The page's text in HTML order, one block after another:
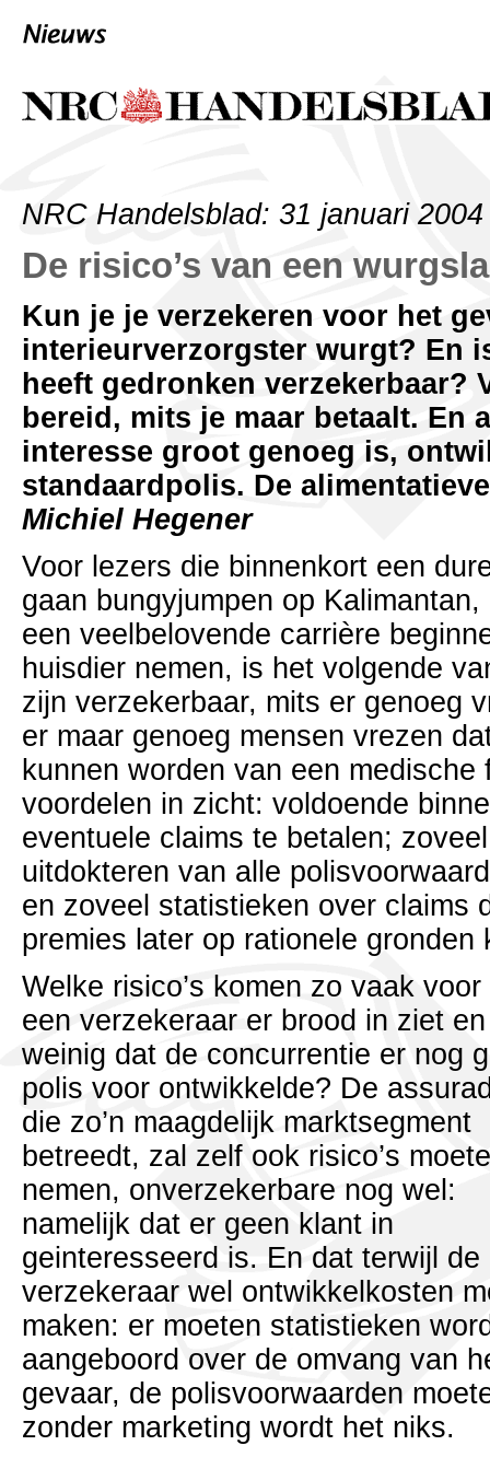
NRC Handelsblad: 31 januari 2004
De risico’s van een
Kun je je verzekeren voor het
interieurverzorgster wurgt? En
heeft gedronken verzekerbaar?
bereid, mits je maar betaalt. En
interesse groot genoeg is,
standaardpolis. De
Michiel Hegener
Voor lezers die binnenkort een
gaan bungyjumpen op
een veelbelovende carrière
huisdier nemen, is het volgende
zijn verzekerbaar, mits er genoeg
er maar genoeg mensen vrezen
kunnen worden van een
voordelen in zicht: voldoende
eventuele claims te betalen;
uitdokteren van alle
en zoveel statistieken over claims
premies later op rationele
Welke risico’s komen zo vaak voor
een verzekeraar er brood in ziet
weinig dat de concurrentie er nog
polis voor ontwikkelde? De
die zo’n maagdelijk marktsegment
betreedt, zal zelf ook risico’s
nemen, onverzekerbare nog wel:
namelijk dat er geen klant in
geinteresseerd is. En dat terwijl de
verzekeraar wel ontwikkelkosten
maken: er moeten statistieken
aangeboord over de omvang van
gevaar, de polisvoorwaarden
zonder marketing wordt het niks.